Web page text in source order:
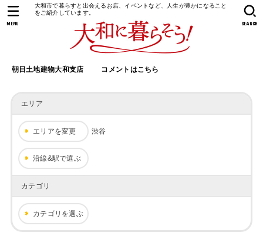
大和市で暮らすと出会えるお店、イベントなど、人生が豊かになること
をご紹介しています。
朝日土地建物大和支店 コメントはこちら
SEARCH
MENU
エリア
エリアを変更 渋谷
沿線&駅で選ぶ
カテゴリ
カテゴリを選ぶ